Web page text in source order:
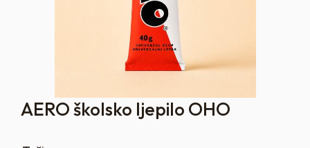
AERO školsko ljepilo OHO